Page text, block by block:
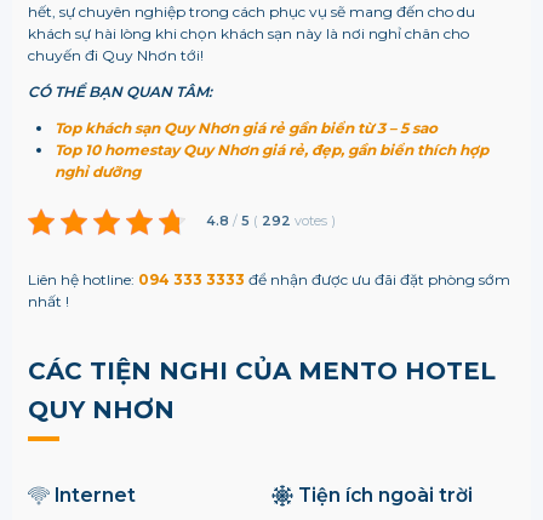
hết, sự chuyên nghiệp trong cách phục vụ sẽ mang đến cho du
khách sự hài lòng khi chọn khách sạn này là nơi nghỉ chân cho
chuyến đi Quy Nhơn tới!
CÓ THỂ BẠN QUAN TÂM:
Top khách sạn Quy Nhơn giá rẻ gần biển từ 3 – 5 sao
Top 10 homestay Quy Nhơn giá rẻ, đẹp, gần biển thích hợp
nghỉ dưỡng
4.8 / 5 ( 292 votes )
Liên hệ hotline: 094 333 3333 để nhận được ưu đãi đặt phòng sớm
nhất !
CÁC TIỆN NGHI CỦA MENTO HOTEL
QUY NHƠN
Internet Tiện ích ngoài trời